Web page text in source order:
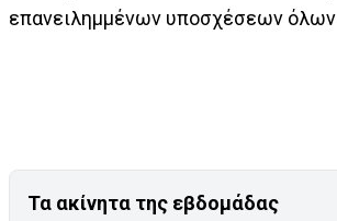
επανειλημμένων υποσχέσεων όλων
Τα ακίνητα της εβδομάδας